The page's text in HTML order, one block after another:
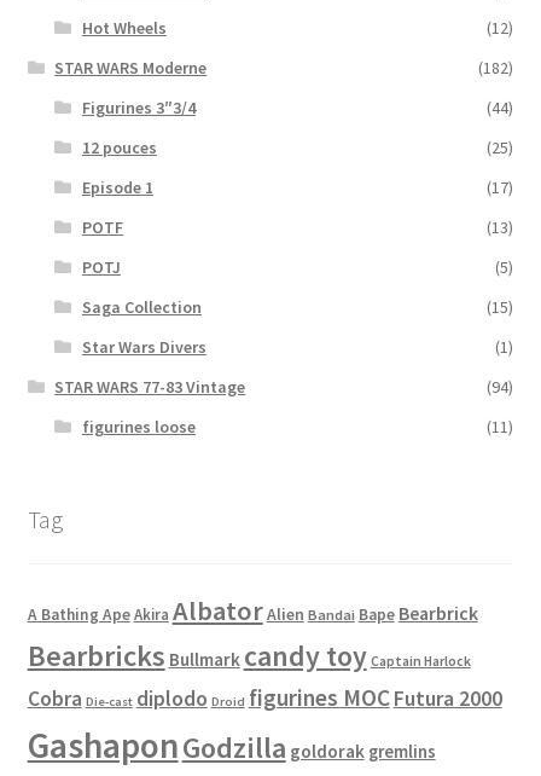
Hot Wheels
(12)
STAR WARS Moderne
(182)
Figurines 3″3/4
(44)
12 pouces
(25)
Episode 1
(17)
POTF
(13)
POTJ
(5)
Saga Collection
(15)
Star Wars Divers
(1)
STAR WARS 77-83 Vintage
(94)
figurines loose
(11)
Tag
A Bathing Ape Akira AlbatorAlien Bandai Bape Bearbrick
Bearbricks Bullmark candy toy Captain Harlock
Cobra Die-cast diplodo Droid figurines MOCFutura 2000
GashaponGodzilla goldorak gremlins